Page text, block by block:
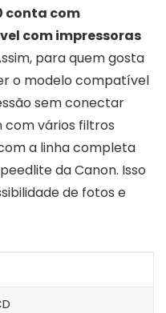
conta com
com impressoras
para quem gosta
o modelo compatível
sem conectar
com vários filtros
a linha completa
da Canon. Isso
de fotos e